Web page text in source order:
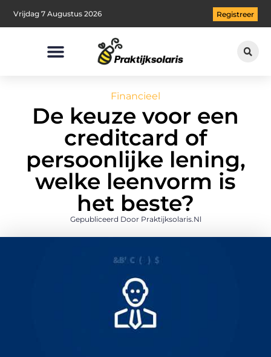
Vrijdag 7 Augustus 2026 Registreer
Financieel
De keuze voor een
creditcard of
persoonlijke lening,
welke leenvorm is
het beste?
Gepubliceerd Door Praktijksolaris.nl